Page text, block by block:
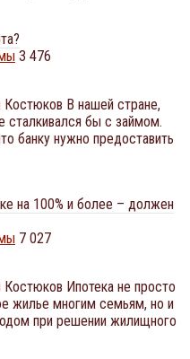
3 476
В нашей стране,
сталкивался бы с займом.
банку нужно предоставить
на 100% и более – должен
7 027
Ипотека не просто
жилье многим семьям, но и
при решении жилищного